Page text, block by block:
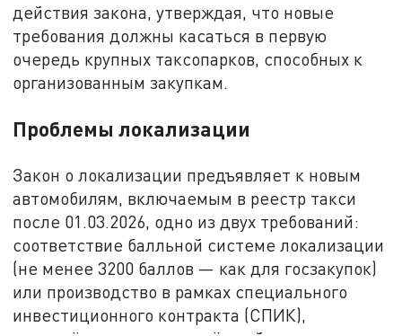
действия закона, утверждая, что новые
требования должны касаться в первую
очередь крупных таксопарков, способных к
организованным закупкам.
Проблемы локализации
Закон о локализации предъявляет к новым
автомобилям, включаемым в реестр такси
после 01.03.2026, одно из двух требований:
соответствие балльной системе локализации
(не менее 3200 баллов — как для госзакупок)
или производство в рамках специального
инвестиционного контракта (СПИК),